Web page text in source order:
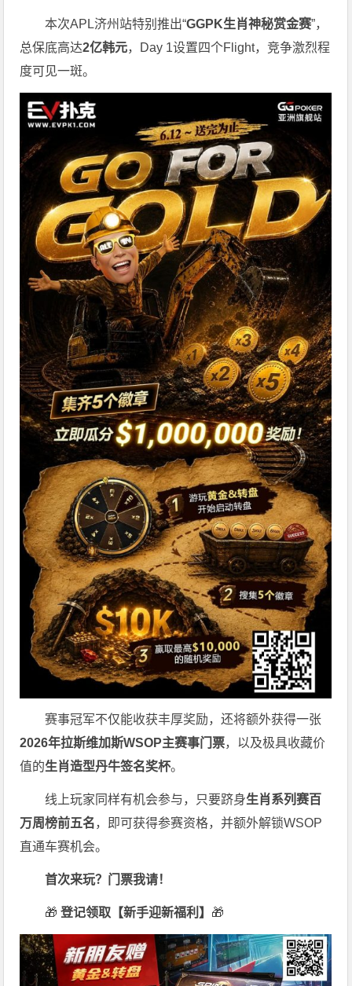
本次APL济州站特别推出“GGPK生肖神秘赏金赛”，
总保底高达2亿韩元，Day 1设置四个Flight，竞争激烈程
度可见一斑。
赛事冠军不仅能收获丰厚奖励，还将额外获得一张
2026年拉斯维加斯WSOP主赛事门票，以及极具收藏价
值的生肖造型丹牛签名奖杯。
线上玩家同样有机会参与，只要跻身生肖系列赛百
万周榜前五名，即可获得参赛资格，并额外解锁WSOP
直通车赛机会。
首次来玩？门票我请！
🎁 登记领取【新手迎新福利】 🎁